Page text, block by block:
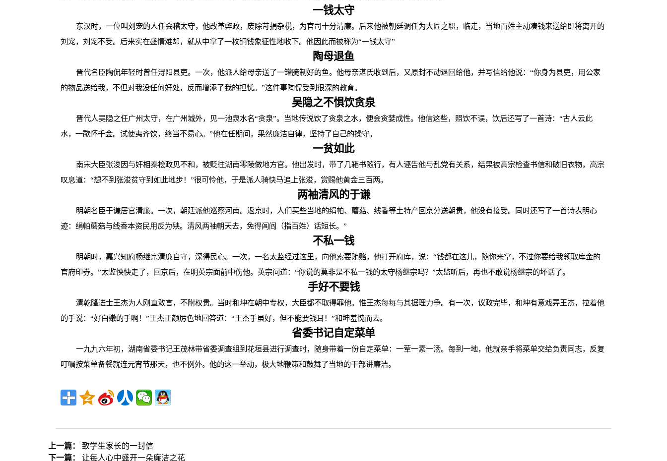
一钱太守
东汉时，一位叫刘宠的人任会稽太守，他改革弊政，废除苛捐杂税，为官司十分清廉。后来他被朝廷调任为大匠之职，临走，当地百姓主动凑钱来送给即将离开的
刘宠，刘宠不受。后来实在盛情难却，就从中拿了一枚铜钱象征性地收下。他因此而被称为“一钱太守”
陶母退鱼
晋代名臣陶侃年轻时曾任浔阳县吏。一次，他派人给母亲送了一罐腌制好的鱼。他母亲湛氏收到后，又原封不动退回给他，并写信给他说： “你身为县吏，用公家
的物品送给我，不但对我没任何好处，反而增添了我的担忧。 ”这件事陶侃受到很深的教育。
吴隐之不惧饮贪泉
晋代人吴隐之任广州太守，在广州城外，见一池泉水名“贪泉”。当地传说饮了贪泉之水，便会贪婪成性。他信这些，照饮不误，饮后还写了一首诗： “古人云此
水，一歃怀千金。试使夷齐饮，终当不易心。 ”他在任期间，果然廉洁自律，坚持了自己的操守。
一贫如此
南宋大臣张浚因与奸相秦桧政见不和，被贬往湖南零陵做地方官。他出发时，带了几箱书随行，有人诬告他与乱党有关系，结果被高宗检查书信和破旧衣物，高宗
叹息道： “想不到张浚贫守到如此地步！ ”很可怜他，于是派人骑快马追上张浚，赏赐他黄金三百两。
两袖清风的于谦
明朝名臣于谦居官清廉。一次，朝廷派他巡察河南。返京时，人们买些当地的绢帕、蘑菇、线香等土特产回京分送朝贵，他没有接受。同时还写了一首诗表明心
迹：绢帕蘑菇与线香本资民用反为殃。清风两袖朝天去，免得闾阎（指百姓）话短长。 ”
不私一钱
明朝时，嘉兴知府杨继宗清廉自守，深得民心。一次，一名太监经过这里，向他索要贿赂，他打开府库，说： “钱都在这儿，随你来拿，不过你要给我领取库金的
官府印券。 ”太监怏怏走了，回京后，在明英宗面前中伤他。英宗问道： “你说的莫非是不私一钱的太守杨继宗吗？ ”太监听后，再也不敢说杨继宗的坏话了。
手好不要钱
清乾隆进士王杰为人刚直敢言，不附权贵。当时和坤在朝中专权，大臣都不取得罪他。惟王杰每每与其据理力争。有一次，议政完毕，和坤有意戏弄王杰，拉着他
的手说： “好白嫩的手啊！ ”王杰正颜厉色地回答道： “王杰手虽好，但不能要钱耳！ ”和坤羞愧而去。
省委书记自定菜单
一九九六年初，湖南省委书记王茂林带省委调查组到花垣县进行调查时，随身带着一份自定菜单：一荤一素一汤。每到一地，他就亲手将菜单交给负责同志，反复
叮嘱按菜单备餐就连元宵节那天，也不例外。他的这一举动，极大地鞭策和鼓舞了当地的干部讲廉洁。
上一篇：
致学生家长的一封信
下一篇：
让每人心中盛开一朵廉洁之花